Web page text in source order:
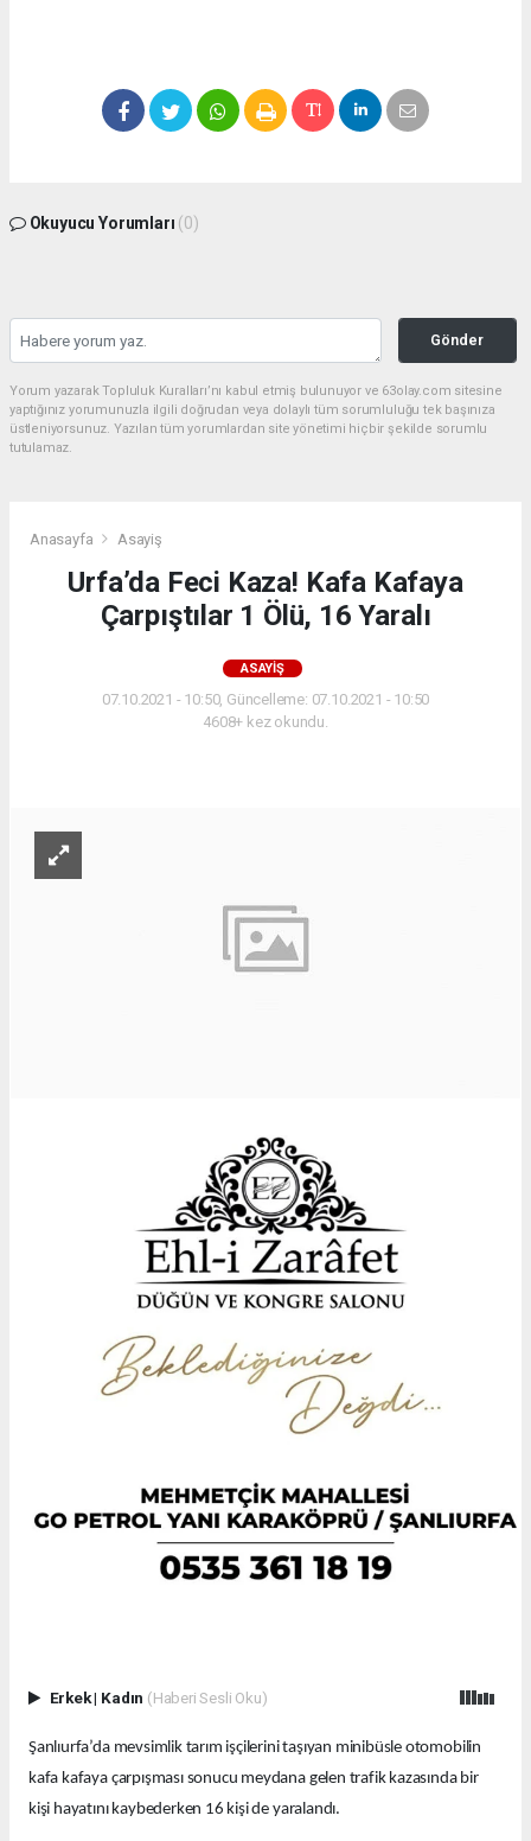
Okuyucu Yorumları (0)
Gönder
Yorum yazarak Topluluk Kuralları’nı kabul etmiş bulunuyor ve 63olay.com sitesine
yaptığınız yorumunuzla ilgili doğrudan veya dolaylı tüm sorumluluğu tek başınıza
üstleniyorsunuz. Yazılan tüm yorumlardan site yönetimi hiçbir şekilde sorumlu
tutulamaz.
Anasayfa Asayiş
Urfa’da Feci Kaza! Kafa Kafaya
Çarpıştılar 1 Ölü, 16 Yaralı
ASAYIŞ
07.10.2021 - 10:50, Güncelleme: 07.10.2021 - 10:50
4608+ kez okundu.
Erkek| Kadın (Haberi Sesli Oku)
Şanlıurfa’da mevsimlik tarım işçilerini taşıyan minibüsle otomobilin
kafa kafaya çarpışması sonucu meydana gelen trafik kazasında bir
kişi hayatını kaybederken 16 kişi de yaralandı.